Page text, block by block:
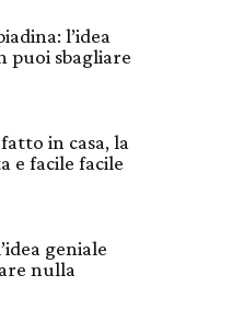
l’idea
puoi sbagliare
in casa, la
e facile facile
geniale
nulla